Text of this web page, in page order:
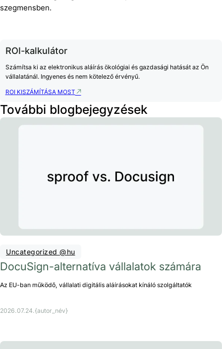
szegmensben.
ROI-kalkulátor
Számítsa ki az elektronikus aláírás ökológiai és gazdasági hatását az Ön
vállalatánál. Ingyenes és nem kötelező érvényű.
ROI KISZÁMÍTÁSA MOST
További blogbejegyzések
Uncategorized @hu
DocuSign-alternatíva vállalatok számára
Az EU-ban működő, vállalati digitális aláírásokat kínáló szolgáltatók
2026.07.24. {autor_név}